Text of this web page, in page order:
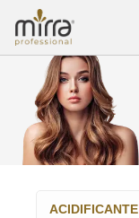
ACIDIFICANTE